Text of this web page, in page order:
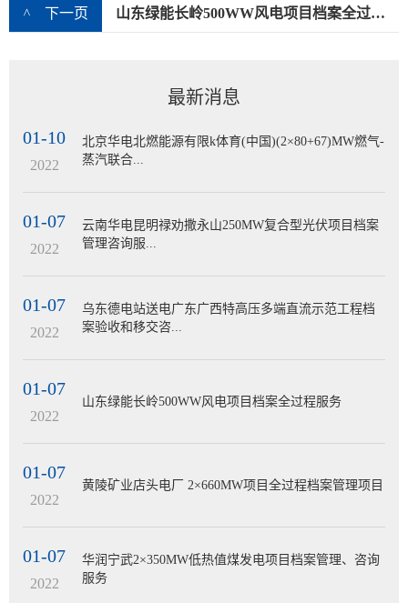
> 下一页 山东绿能长岭500WW风电项目档案全过程服务
最新消息
01-10
2022
北京华电北燃能源有限k体育(中国)(2×80+67)MW燃气-
蒸汽联合...
01-07
2022
云南华电昆明禄劝撒永山250MW复合型光伏项目档案
管理咨询服...
01-07
2022
乌东德电站送电广东广西特高压多端直流示范工程档
案验收和移交咨...
01-07
2022
山东绿能长岭500WW风电项目档案全过程服务
01-07
2022
黄陵矿业店头电厂 2×660MW项目全过程档案管理项目
01-07
2022
华润宁武2×350MW低热值煤发电项目档案管理、咨询
服务